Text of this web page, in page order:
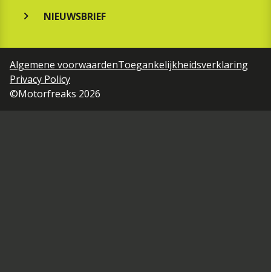
NIEUWSBRIEF
Algemene voorwaardenToegankelijkheidsverklaring
Privacy Policy
©Motorfreaks 2026